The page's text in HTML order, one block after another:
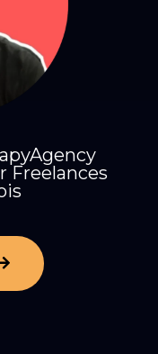
Freelances